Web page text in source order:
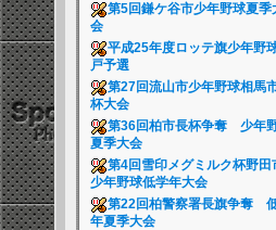
第5回鎌ケ谷市少年野球夏季
会
平成25年度ロッテ旗少年野
戸予選
第27回流山市少年野球相馬
杯大会
第36回柏市長杯争奪 少年
夏季大会
第4回雪印メグミルク杯野田
少年野球低学年大会
第22回柏警察署長旗争奪
年夏季大会